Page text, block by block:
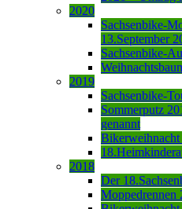
2020
Sachsenbike-
13.September
Sachsenbike-
2019
Sachsenbike-
Sommerputz
genannt
Bikerweihnacht
2018
Der
Moppedrennen